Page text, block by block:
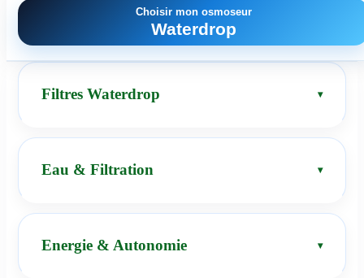
Choisir mon osmoseur
Waterdrop
Filtres Waterdrop
Eau & Filtration
Energie & Autonomie